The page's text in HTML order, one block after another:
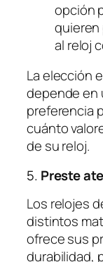
opción
quieren
al reloj
La elección
depende en
preferencia
cuánto
de su reloj.
5. Preste
Los relojes
distintos
ofrece sus
durabilidad,